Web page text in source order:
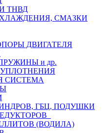
ТНВД
СМАЗКИ
ДВИГАТЕЛЯ
и др.
СИСТЕМА
ГБЦ, ПОДУШКИ
(ВОДИЛА)